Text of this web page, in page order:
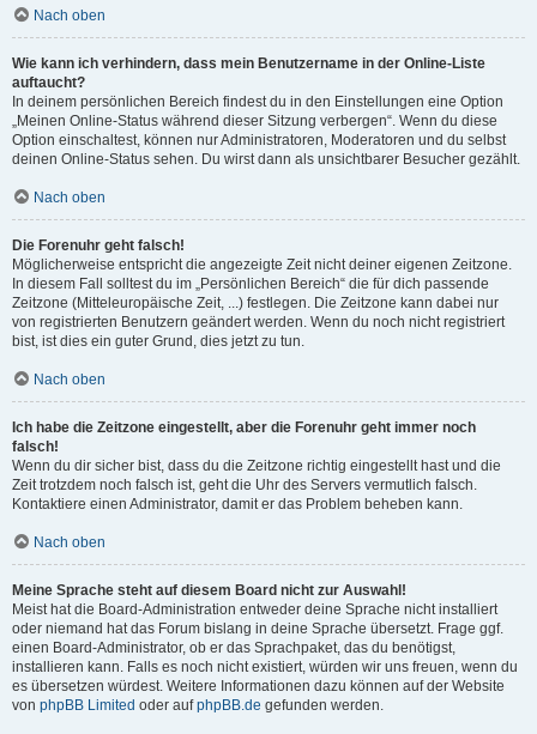
Nach oben
Wie kann ich verhindern, dass mein Benutzername in der Online-Liste
auftaucht?
In deinem persönlichen Bereich findest du in den Einstellungen eine Option
„Meinen Online-Status während dieser Sitzung verbergen“. Wenn du diese
Option einschaltest, können nur Administratoren, Moderatoren und du selbst
deinen Online-Status sehen. Du wirst dann als unsichtbarer Besucher gezählt.
Nach oben
Die Forenuhr geht falsch!
Möglicherweise entspricht die angezeigte Zeit nicht deiner eigenen Zeitzone.
In diesem Fall solltest du im „Persönlichen Bereich“ die für dich passende
Zeitzone (Mitteleuropäische Zeit, ...) festlegen. Die Zeitzone kann dabei nur
von registrierten Benutzern geändert werden. Wenn du noch nicht registriert
bist, ist dies ein guter Grund, dies jetzt zu tun.
Nach oben
Ich habe die Zeitzone eingestellt, aber die Forenuhr geht immer noch
falsch!
Wenn du dir sicher bist, dass du die Zeitzone richtig eingestellt hast und die
Zeit trotzdem noch falsch ist, geht die Uhr des Servers vermutlich falsch.
Kontaktiere einen Administrator, damit er das Problem beheben kann.
Nach oben
Meine Sprache steht auf diesem Board nicht zur Auswahl!
Meist hat die Board-Administration entweder deine Sprache nicht installiert
oder niemand hat das Forum bislang in deine Sprache übersetzt. Frage ggf.
einen Board-Administrator, ob er das Sprachpaket, das du benötigst,
installieren kann. Falls es noch nicht existiert, würden wir uns freuen, wenn du
es übersetzen würdest. Weitere Informationen dazu können auf der Website
von phpBB Limited oder aufphpBB.de gefunden werden.